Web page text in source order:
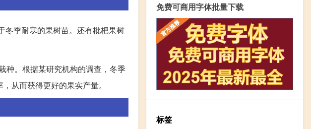
冬季耐寒的果树苗。还有枇杷果树
种。根据某研究机构的调查，冬季
从而获得更好的果实产量。
免费可商用字体批量下载
标签